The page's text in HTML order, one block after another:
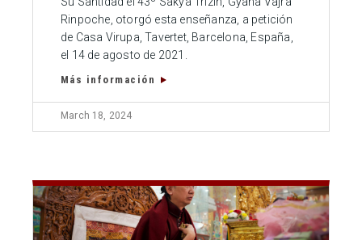
Rinpoche, otorgó esta enseñanza, a petición
de Casa Virupa, Tavertet, Barcelona, España,
el 14 de agosto de 2021.
Más información
March 18, 2024